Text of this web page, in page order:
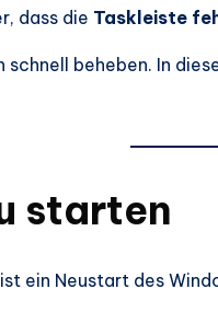
dass die Taskleiste
schnell beheben. In
starten
ein Neustart des